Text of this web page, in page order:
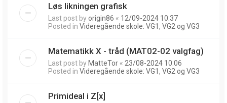
Løs likningen grafisk
Last post byorigin86 « 12/09-2024 10:37
Posted in Videregående skole: VG1, VG2 og VG3
Matematikk X - tråd (MAT02-02 valgfag)
Last post by MatteTor « 23/08-2024 10:06
Posted in Videregående skole: VG1, VG2 og VG3
Primideal i Z[x]